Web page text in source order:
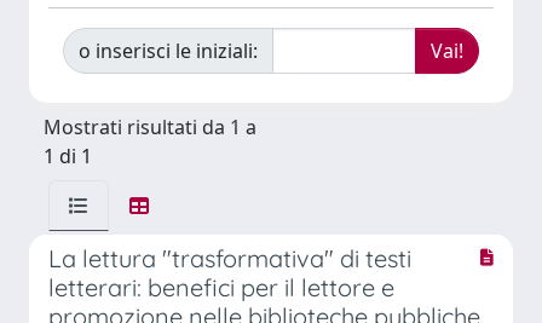
o inserisci le iniziali:
Mostrati risultati da 1 a
1 di 1
La lettura "trasformativa" di testi
letterari: benefici per il lettore e
promozione nelle biblioteche pubbliche